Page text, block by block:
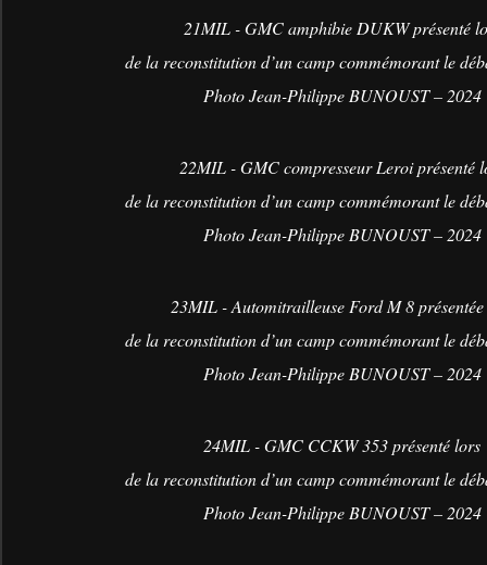
21MIL - GMC amphibie DUKW présenté
de la reconstitution d’un camp commémorant le
Photo Jean-Philippe BUNOUST – 2024
22MIL - GMC compresseur Leroi présenté
de la reconstitution d’un camp commémorant le
Photo Jean-Philippe BUNOUST – 2024
23MIL - Automitrailleuse Ford M 8
de la reconstitution d’un camp commémorant le
Photo Jean-Philippe BUNOUST – 2024
24MIL - GMC CCKW 353 présenté lors
de la reconstitution d’un camp commémorant le
Photo Jean-Philippe BUNOUST – 2024